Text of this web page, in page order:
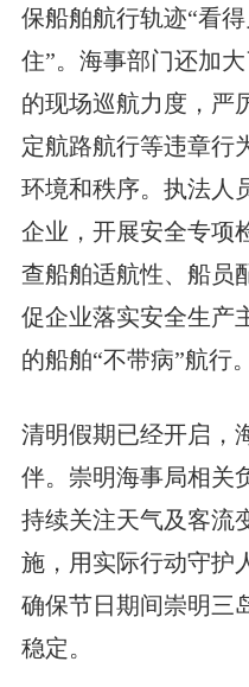
保船舶航行轨迹“看
住”。海事部门还加
的现场巡航力度，严
定航路航行等违章行
环境和秩序。执法人
企业，开展安全专项
查船舶适航性、船员
促企业落实安全生产
的船舶“不带病”航行。
清明假期已经开启，
伴。崇明海事局相关
持续关注天气及客流
施，用实际行动守护
确保节日期间崇明三
稳定。